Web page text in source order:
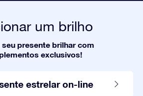
um brilho
seu presente brilhar com
exclusivos!
estrelar on-line